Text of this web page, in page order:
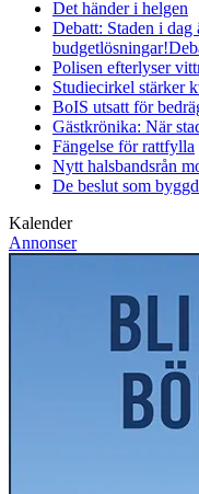
Det händer i helgen
Debatt: Staden i dag
budgetlösningar!
Polisen efterlyser
Studiecirkel stärker
BoIS utsatt för
Gästkrönika: När
Fängelse för rattfylla
Nytt halsbandsrån
De beslut som
Kalender
Annonser